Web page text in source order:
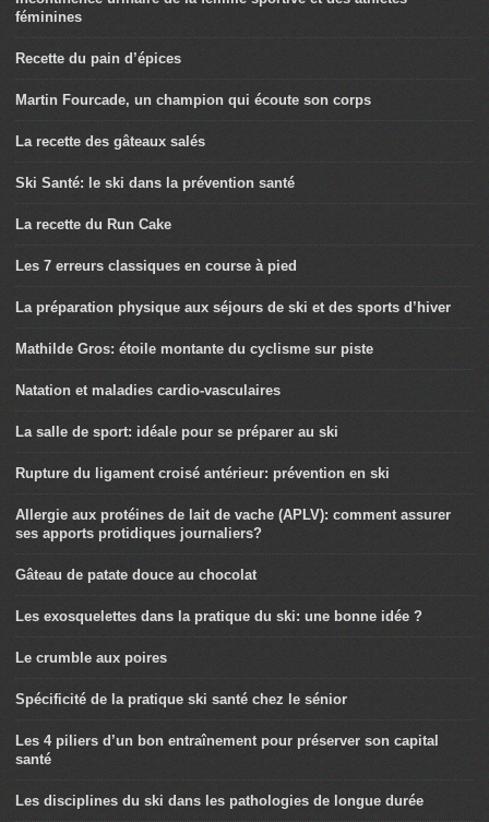
féminines
Recette du pain d’épices
Martin Fourcade, un champion qui écoute son corps
La recette des gâteaux salés
Ski Santé: le ski dans la prévention santé
La recette du Run Cake
Les 7 erreurs classiques en course à pied
La préparation physique aux séjours de ski et des sports d’hiver
Mathilde Gros: étoile montante du cyclisme sur piste
Natation et maladies cardio-vasculaires
La salle de sport: idéale pour se préparer au ski
Rupture du ligament croisé antérieur: prévention en ski
Allergie aux protéines de lait de vache (APLV): comment assurer
ses apports protidiques journaliers?
Gâteau de patate douce au chocolat
Les exosquelettes dans la pratique du ski: une bonne idée ?
Le crumble aux poires
Spécificité de la pratique ski santé chez le sénior
Les 4 piliers d’un bon entraînement pour préserver son capital
santé
Les disciplines du ski dans les pathologies de longue durée